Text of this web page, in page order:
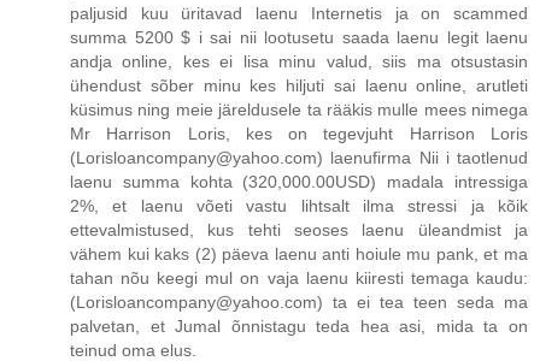
paljusid kuu üritavad laenu Internetis ja on scammed
summa 5200 $ i sai nii lootusetu saada laenu legit laenu
andja online, kes ei lisa minu valud, siis ma otsustasin
ühendust sõber minu kes hiljuti sai laenu online, arutleti
küsimus ning meie järeldusele ta rääkis mulle mees nimega
Mr Harrison Loris, kes on tegevjuht Harrison Loris
(Lorisloancompany@yahoo.com) laenufirma Nii i taotlenud
laenu summa kohta (320,000.00USD) madala intressiga
2%, et laenu võeti vastu lihtsalt ilma stressi ja kõik
ettevalmistused, kus tehti seoses laenu üleandmist ja
vähem kui kaks (2) päeva laenu anti hoiule mu pank, et ma
tahan nõu keegi mul on vaja laenu kiiresti temaga kaudu:
(Lorisloancompany@yahoo.com) ta ei tea teen seda ma
palvetan, et Jumal õnnistagu teda hea asi, mida ta on
teinud oma elus.